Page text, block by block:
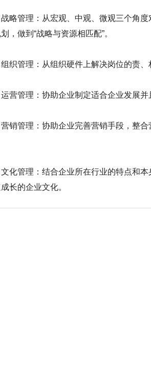
管理：从宏观、中观、微观三个角度
，做到“战略与资源相匹配”。
管理：从组织硬件上解决岗位的责、
管理：协助企业制定适合企业发展并
管理：协助企业完善营销手段，整合
管理：结合企业所在行业的特点和本
长的企业文化。